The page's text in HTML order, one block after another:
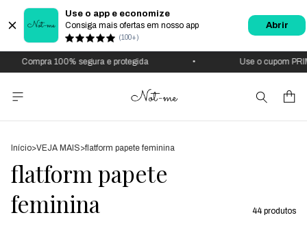
Use o app e economize
Consiga mais ofertas em nosso app
(100+)
Abrir
Compra 100% segura e protegida Use o cupom
Início>VEJA MAIS>flatform papete feminina
flatform papete
feminina
44 produtos